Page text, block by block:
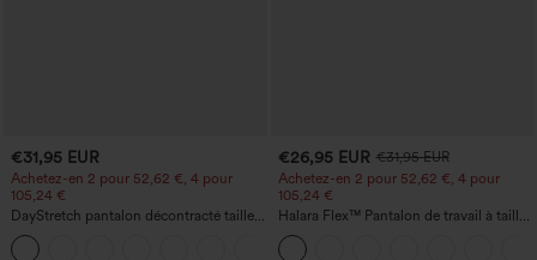
€31,95 EUR
Achetez-en 2 pour 52,62 €, 4 pour
105,24 €
DayStretch pantalon décontracté taille
haute avec poches et coupe droite
€26,95 EUR €31,95 EUR
Achetez-en 2 pour 52,62 €, 4 pour
105,24 €
Halara Flex™ Pantalon de travail à taille
haute, jambe large, avec poches, en
maille gaufrée